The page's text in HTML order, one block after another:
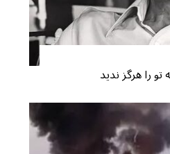
را هرگز ندید